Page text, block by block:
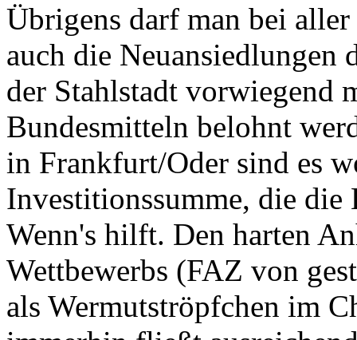
Übrigens darf man bei aller
auch die Neuansiedlungen
der Stahlstadt vorwiegend
Bundesmitteln belohnt
in Frankfurt/Oder sind es
Investitionssumme, die die
Wenn's hilft. Den harten
Wettbewerbs (FAZ von
als Wermutströpfchen im